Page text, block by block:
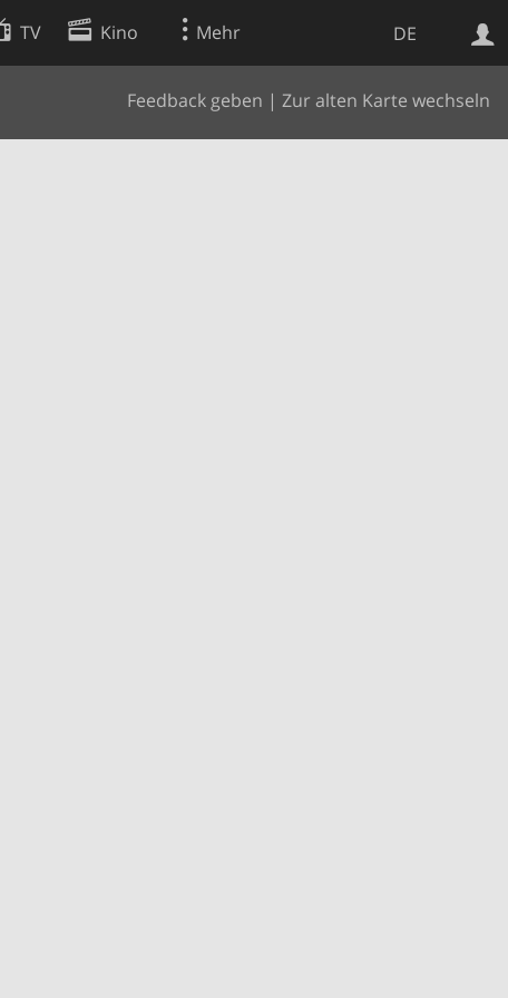
DE
TV Kino Mehr
Feedback geben | Zur alten Karte wechseln
Websuche